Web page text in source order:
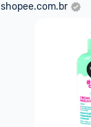
shopee.com.br